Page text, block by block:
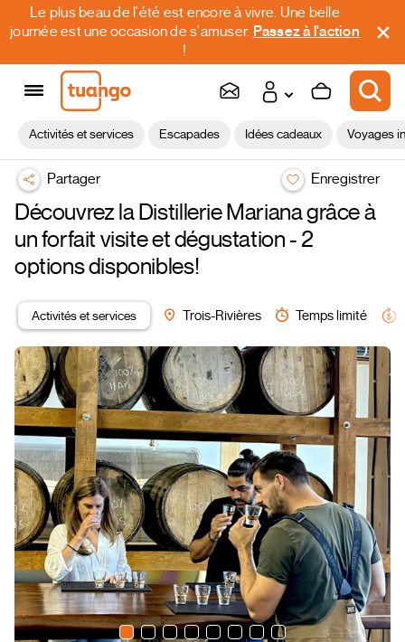
Le plus beau de l'été est encore à vivre. Une belle
journée est une occasion de s'amuser. Passez à l'action
!
Activités et services Escapades Idées cadeaux Voyages
Partager Enregistrer
Découvrez la Distillerie Mariana grâce à
un forfait visite et dégustation - 2
options disponibles!
Activités et services Trois-Rivières Temps limité